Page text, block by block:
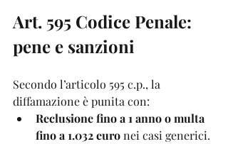
Art. 595 Codice Penale:
pene e sanzioni
Secondo l’articolo 595 c.p., la
diffamazione è punita con:
Reclusione fino a 1 anno o multa
fino a 1.032 euro nei casi generici.